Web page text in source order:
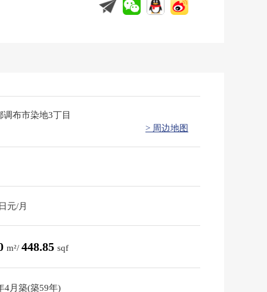
调布市染地3丁目
> 周边地图
元/月
m²/ 448.85 sqf
4月築(築59年)